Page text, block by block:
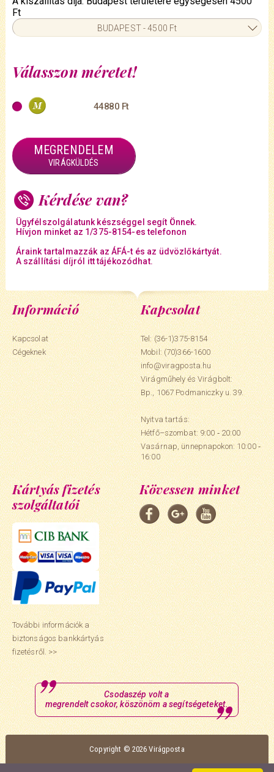
Válasszon méretet!
44880 Ft
MEGRENDELEM
VIRÁGKÜLDÉS
Ft
BUDAPEST - 4500 Ft
Kérdése van?
Ügyfélszolgálatunk készséggel segít Önnek.
Hívjon minket az 1/375-8154-es telefonon
Áraink tartalmazzák az ÁFÁ-t és az üdvözlőkártyát.
A szállítási díjról itt tájékozódhat.
Információ
Kapcsolat
Cégeknek
Kapcsolat
Tel: (36-1)375-8154
Mobil:(70)366-1600
info@viragposta.hu
Virágműhely és Virágbolt:
Bp., 1067 Podmaniczky u. 39.
Nyitva tartás:
Hétfő–szombat: 9:00 ‑ 20:00
Vasárnap, ünnepnapokon: 10:00 ‑
16:00
Kártyás fizetés
szolgáltatói
További információk a
biztonságos bankkártyás
fizetésről. >>
Kövessen minket
Csodaszép volt a
megrendelt csokor, köszönöm a segítségeteket.
Copyright © 2026 Virágposta